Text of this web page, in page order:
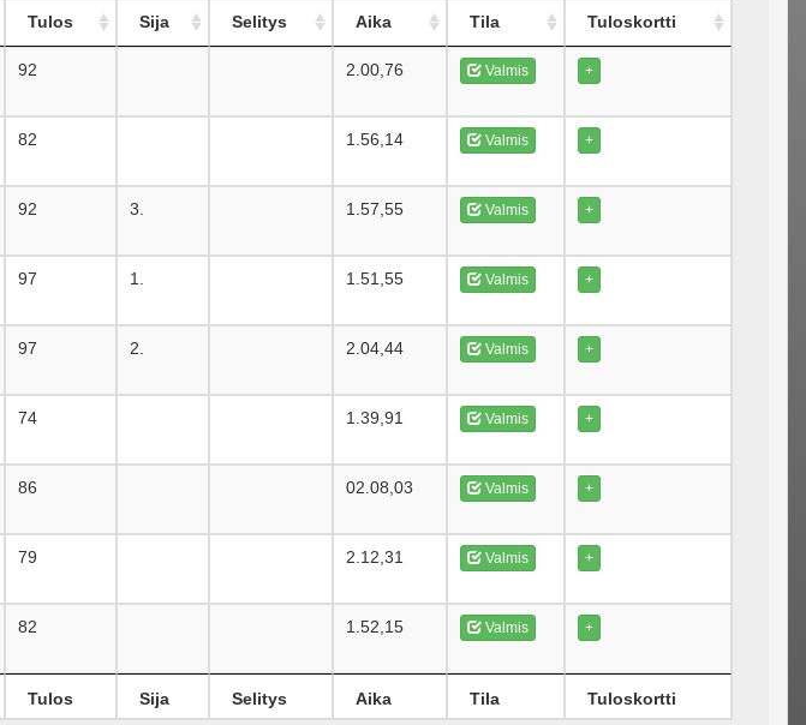
Tulos Sija Selitys Aika Tila Tuloskortti
92 2.00,76 Valmis +
82 1.56,14 Valmis +
92 3. 1.57,55 Valmis +
97 1. 1.51,55 Valmis +
97 2. 2.04,44 Valmis +
74 1.39,91 Valmis +
86 02.08,03 Valmis +
79 2.12,31 Valmis +
82 1.52,15 Valmis +
Tulos Sija Selitys Aika Tila Tuloskortti